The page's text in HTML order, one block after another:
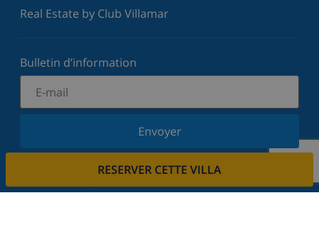
RESERVER CETTE VILLA
Real Estate by Club Villamar
Bulletin d’information
Envoyer
Inscrivez-vous à notre newsletter et restez informé
votre vie privée.